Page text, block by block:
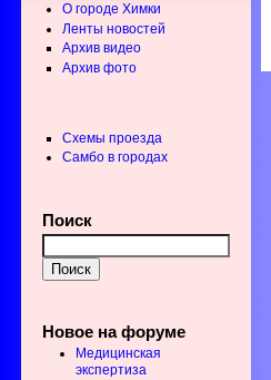
О городе Химки
Ленты новостей
Архив видео
Архив фото
Схемы проезда
Самбо в городах
Поиск
Новое на форуме
Медицинская
экспертиза